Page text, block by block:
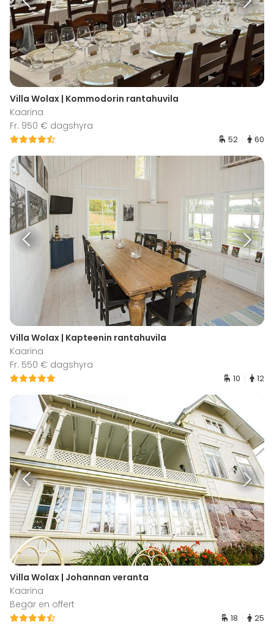
Villa Wolax | Kommodorin rantahuvila
Kaarina
Fr. 950 € dagshyra
52 60
Villa Wolax | Kapteenin rantahuvila
Kaarina
Fr. 550 € dagshyra
10 12
Villa Wolax | Johannan veranta
Kaarina
Begär en offert
18 25